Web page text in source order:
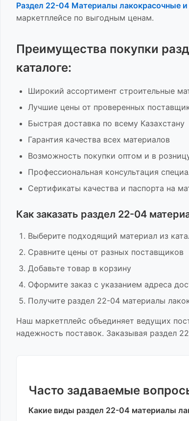
Раздел 22-04 Материалы лакокрасочные
маркетплейсе по выгодным ценам.
Преимущества покупки
каталоге:
Широкий ассортимент строительные
Лучшие цены от проверенных
Быстрая доставка по всему Казахстану
Гарантия качества всех материалов
Возможность покупки оптом и в
Профессиональная консультация
Сертификаты качества и паспорта на
Как заказать раздел 22-04
Выберите подходящий материал из
Сравните цены от разных поставщиков
Добавьте товар в корзину
Оформите заказ с указанием адреса
Получите раздел 22-04 материалы
Наш маркетплейс объединяет ведущих
надежность поставок. Заказывая раздел
Часто задаваемые
Какие виды раздел 22-04 материалы